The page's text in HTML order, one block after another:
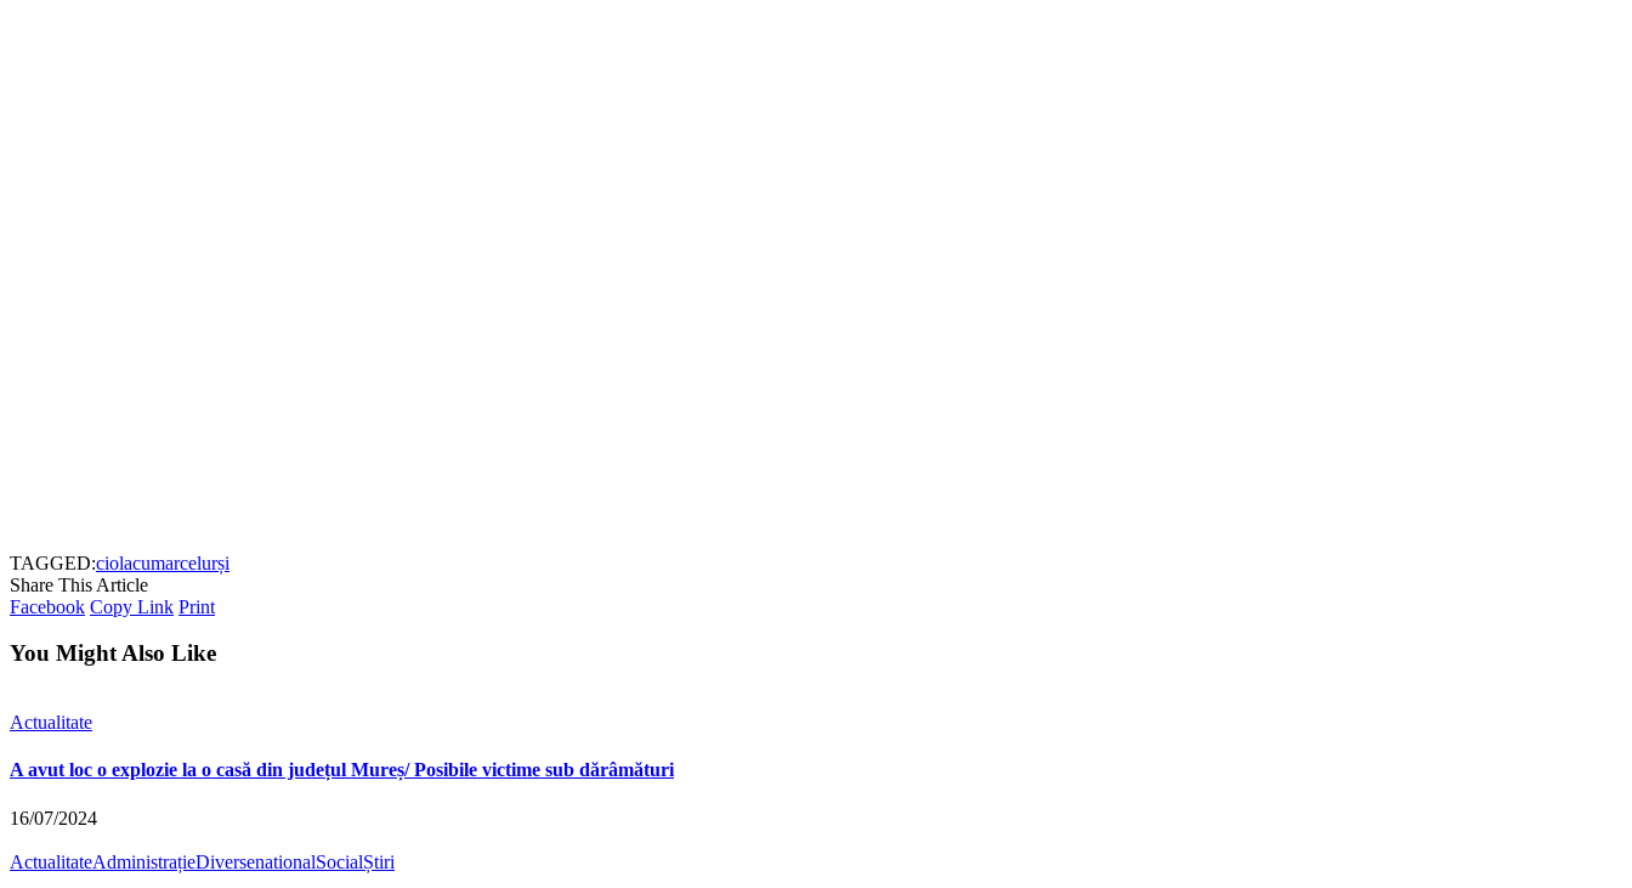
TAGGED:ciolacumarcelurși
Share This Article
Facebook Copy Link Print
You Might Also Like
Actualitate
A avut loc o explozie la o casă din județul Mureș/ Posibile victime sub dărâmături
16/07/2024
ActualitateAdministrațieDiversenationalSocialȘtiri